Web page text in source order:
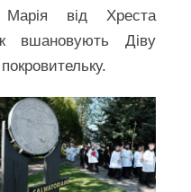
від Хреста
вшановують Діву